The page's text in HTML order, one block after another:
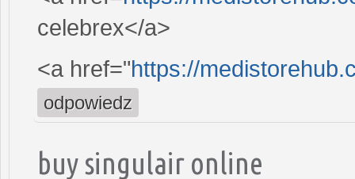
celebrex</a>
<a href="https://
odpowiedz
buy singulair online